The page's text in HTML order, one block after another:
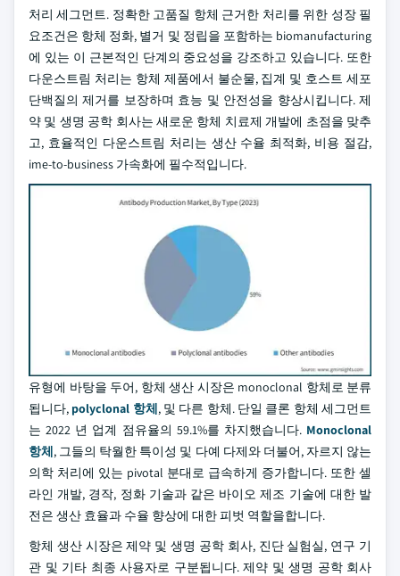
처리 세그먼트. 정확한 고품질 항체 근거한 처리를 위한 성장 필
요조건은 항체 정화, 별거 및 정립을 포함하는 biomanufacturing
에 있는 이 근본적인 단계의 중요성을 강조하고 있습니다. 또한
다운스트림 처리는 항체 제품에서 불순물, 집계 및 호스트 세포
단백질의 제거를 보장하며 효능 및 안전성을 향상시킵니다. 제
약 및 생명 공학 회사는 새로운 항체 치료제 개발에 초점을 맞추
고, 효율적인 다운스트림 처리는 생산 수율 최적화, 비용 절감,
ime-to-business 가속화에 필수적입니다.
유형에 바탕을 두어, 항체 생산 시장은 monoclonal 항체로 분류
됩니다, polyclonal 항체, 및 다른 항체. 단일 클론 항체 세그먼트
는 2022 년 업계 점유율의 59.1%를 차지했습니다. Monoclonal
항체, 그들의 탁월한 특이성 및 다예 다제와 더불어, 자르지 않는
의학 처리에 있는 pivotal 분대로 급속하게 증가합니다. 또한 셀
라인 개발, 경작, 정화 기술과 같은 바이오 제조 기술에 대한 발
전은 생산 효율과 수율 향상에 대한 피벗 역할을합니다.
항체 생산 시장은 제약 및 생명 공학 회사, 진단 실험실, 연구 기
관 및 기타 최종 사용자로 구분됩니다. 제약 및 생명 공학 회사